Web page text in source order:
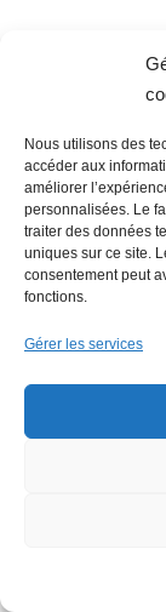
Nous utilisons des
accéder aux
améliorer
personnalisées. Le
traiter des données
uniques sur ce site.
consentement peut
fonctions.
Gérer les services
Faire